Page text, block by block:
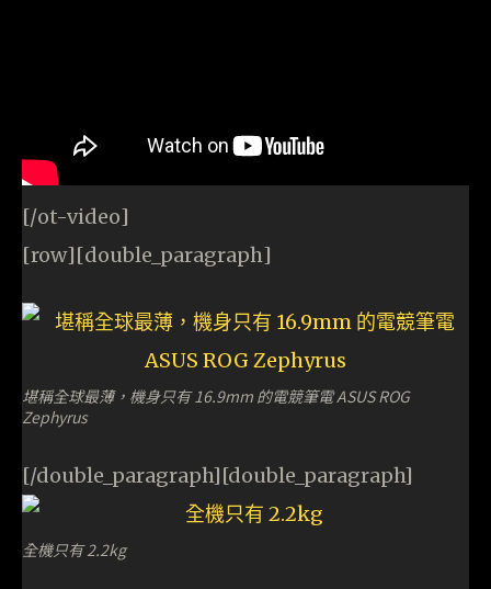
[/ot-video]
[row][double_paragraph]
堪稱全球最薄，機身只有 16.9mm 的電競筆電 ASUS ROG
Zephyrus
[/double_paragraph][double_paragraph]
全機只有 2.2kg